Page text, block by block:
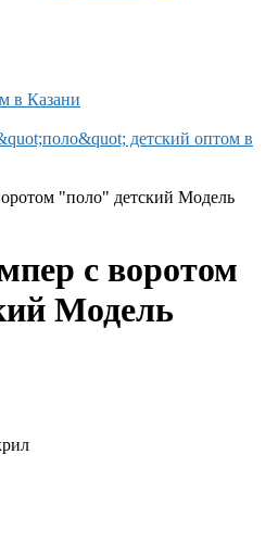
в Казани
детский оптом в
"поло" детский Модель
с воротом
Модель